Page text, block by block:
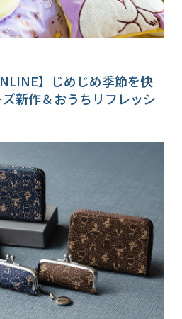
】じめじめ季節を快
新作＆おうちリフレッシ